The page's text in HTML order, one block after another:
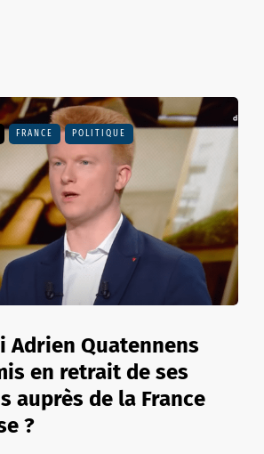
FRANCE POLITIQUE
Adrien Quatennens
en retrait de ses
auprès de la France
?